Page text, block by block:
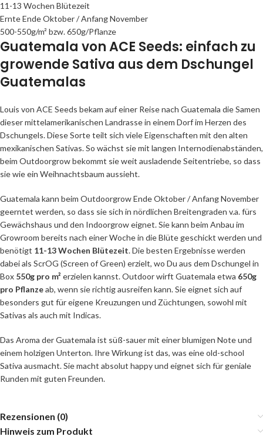
11-13 Wochen Blütezeit
Ernte Ende Oktober / Anfang November
500-550g/m² bzw. 650g/Pflanze
Guatemala von ACE Seeds: einfach zu
growende Sativa aus dem Dschungel
Guatemalas
Louis von ACE Seeds bekam auf einer Reise nach Guatemala die Samen
dieser mittelamerikanischen Landrasse in einem Dorf im Herzen des
Dschungels. Diese Sorte teilt sich viele Eigenschaften mit den alten
mexikanischen Sativas. So wächst sie mit langen Internodienabständen,
beim Outdoorgrow bekommt sie weit ausladende Seitentriebe, so dass
sie wie ein Weihnachtsbaum aussieht.
Guatemala kann beim Outdoorgrow Ende Oktober / Anfang November
geerntet werden, so dass sie sich in nördlichen Breitengraden v.a. fürs
Gewächshaus und den Indoorgrow eignet. Sie kann beim Anbau im
Growroom bereits nach einer Woche in die Blüte geschickt werden und
benötigt 11-13 Wochen Blütezeit. Die besten Ergebnisse werden
dabei als ScrOG (Screen of Green) erzielt, wo Du aus dem Dschungel in
Box 550g pro m² erzielen kannst. Outdoor wirft Guatemala etwa 650g
pro Pflanzeab, wenn sie richtig ausreifen kann. Sie eignet sich auf
besonders gut für eigene Kreuzungen und Züchtungen, sowohl mit
Sativas als auch mit Indicas.
Das Aroma der Guatemala ist süß-sauer mit einer blumigen Note und
einem holzigen Unterton. Ihre Wirkung ist das, was eine old-school
Sativa ausmacht. Sie macht absolut happy und eignet sich für geniale
Runden mit guten Freunden.
Rezensionen (0)
Hinweis zum Produkt